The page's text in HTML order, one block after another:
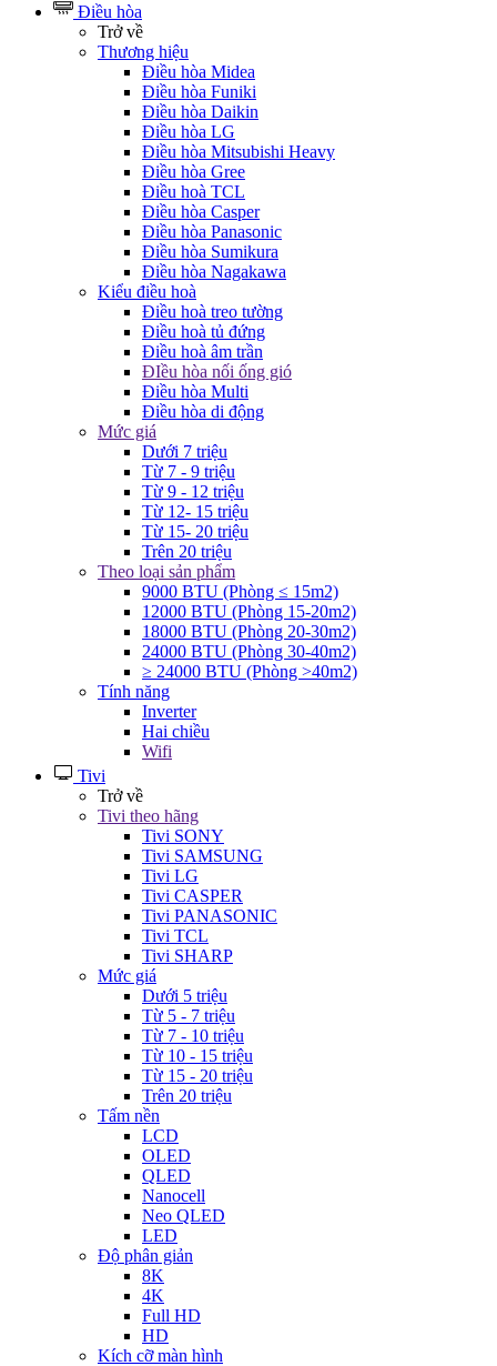
Điều hòa
Trở về
Thương hiệu
Điều hòa Midea
Điều hòa Funiki
Điều hòa Daikin
Điều hòa LG
Điều hòa Mitsubishi Heavy
Điều hòa Gree
Điều hoà TCL
Điều hòa Casper
Điều hòa Panasonic
Điều hòa Sumikura
Điều hòa Nagakawa
Kiểu điều hoà
Điều hoà treo tường
Điều hoà tủ đứng
Điều hoà âm trần
ĐIều hòa nối ống gió
Điều hòa Multi
Điều hòa di động
Mức giá
Dưới 7 triệu
Từ 7 - 9 triệu
Từ 9 - 12 triệu
Từ 12- 15 triệu
Từ 15- 20 triệu
Trên 20 triệu
Theo loại sản phẩm
9000 BTU (Phòng ≤ 15m2)
12000 BTU (Phòng 15-20m2)
18000 BTU (Phòng 20-30m2)
24000 BTU (Phòng 30-40m2)
≥ 24000 BTU (Phòng >40m2)
Tính năng
Inverter
Hai chiều
Wifi
Tivi
Trở về
Tivi theo hãng
Tivi SONY
Tivi SAMSUNG
Tivi LG
Tivi CASPER
Tivi PANASONIC
Tivi TCL
Tivi SHARP
Mức giá
Dưới 5 triệu
Từ 5 - 7 triệu
Từ 7 - 10 triệu
Từ 10 - 15 triệu
Từ 15 - 20 triệu
Trên 20 triệu
Tấm nền
LCD
OLED
QLED
Nanocell
Neo QLED
LED
Độ phân giản
8K
4K
Full HD
HD
Kích cỡ màn hình